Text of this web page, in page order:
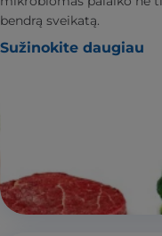
bendrą sveikatą.
Sužinokite daugiau